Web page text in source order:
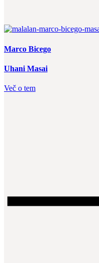
Marco Bicego
Uhani Masai
Več o tem